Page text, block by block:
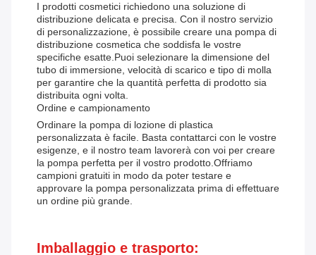
I prodotti cosmetici richiedono una soluzione di
distribuzione delicata e precisa. Con il nostro servizio
di personalizzazione, è possibile creare una pompa di
distribuzione cosmetica che soddisfa le vostre
specifiche esatte.Puoi selezionare la dimensione del
tubo di immersione, velocità di scarico e tipo di molla
per garantire che la quantità perfetta di prodotto sia
distribuita ogni volta.
Ordine e campionamento
Ordinare la pompa di lozione di plastica
personalizzata è facile. Basta contattarci con le vostre
esigenze, e il nostro team lavorerà con voi per creare
la pompa perfetta per il vostro prodotto.Offriamo
campioni gratuiti in modo da poter testare e
approvare la pompa personalizzata prima di effettuare
un ordine più grande.
Imballaggio e trasporto: